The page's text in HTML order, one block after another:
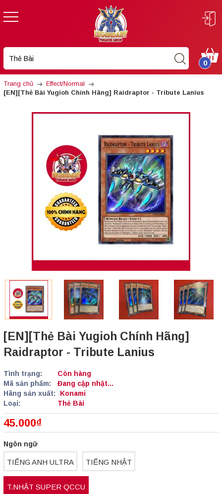
0
Trang chủ
Effect/Normal
[EN][Thẻ Bài Yugioh Chính Hãng] Raidraptor - Tribute Lanius
[EN][Thẻ Bài Yugioh Chính Hãng]
Raidraptor - Tribute Lanius
Tình trạng:
Còn hàng
Mã sản phẩm:
Đang cập nhật...
Hãng sản xuất:
Konami
Loại:
Thẻ Bài
45.000₫
Ngôn ngữ
TIẾNG ANH ULTRA TIẾNG NHẬT
T.NHẬT SUPER QCCU